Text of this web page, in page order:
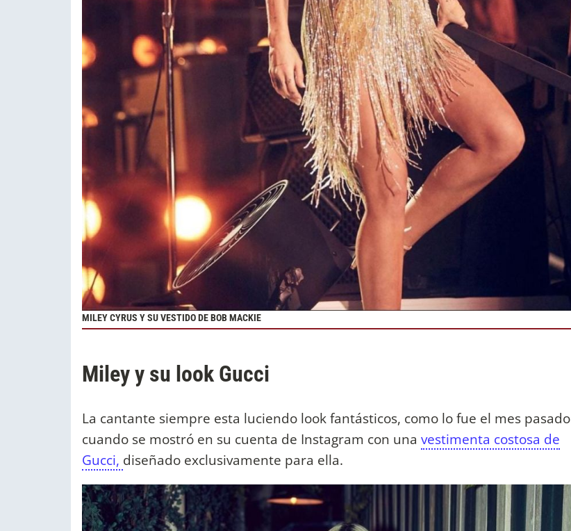
MILEY CYRUS Y SU VESTIDO DE BOB MACKIE
Miley y su look Gucci
La cantante siempre esta luciendo look fantásticos, como lo fue el mes pasado
cuando se mostró en su cuenta de Instagram con una vestimenta costosa de
Gucci, diseñado exclusivamente para ella.